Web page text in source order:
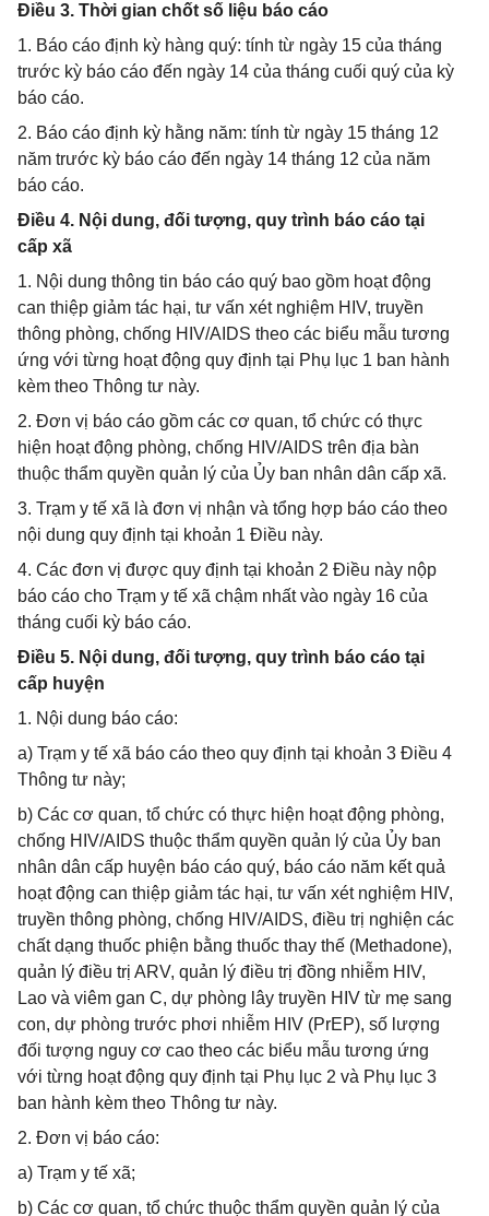
Điều 3. Thời gian chốt số liệu báo cáo
1. Báo cáo định kỳ hàng quý: tính từ ngày 15 của tháng
trước kỳ báo cáo đến ngày 14 của tháng cuối quý của kỳ
báo cáo.
2. Báo cáo định kỳ hằng năm: tính từ ngày 15 tháng 12
năm trước kỳ báo cáo đến ngày 14 tháng 12 của năm
báo cáo.
Điều 4. Nội dung, đối tượng, quy trình báo cáo tại
cấp xã
1. Nội dung thông tin báo cáo quý bao gồm hoạt động
can thiệp giảm tác hại, tư vấn xét nghiệm HIV, truyền
thông phòng, chống HIV/AIDS theo các biểu mẫu tương
ứng với từng hoạt động quy định tại Phụ lục 1 ban hành
kèm theo Thông tư này.
2. Đơn vị báo cáo gồm các cơ quan, tổ chức có thực
hiện hoạt động phòng, chống HIV/AIDS trên địa bàn
thuộc thẩm quyền quản lý của Ủy ban nhân dân cấp xã.
3. Trạm y tế xã là đơn vị nhận và tổng hợp báo cáo theo
nội dung quy định tại khoản 1 Điều này.
4. Các đơn vị được quy định tại khoản 2 Điều này nộp
báo cáo cho Trạm y tế xã chậm nhất vào ngày 16 của
tháng cuối kỳ báo cáo.
Điều 5. Nội dung, đối tượng, quy trình báo cáo tại
cấp huyện
1. Nội dung báo cáo:
a) Trạm y tế xã báo cáo theo quy định tại khoản 3 Điều 4
Thông tư này;
b) Các cơ quan, tổ chức có thực hiện hoạt động phòng,
chống HIV/AIDS thuộc thẩm quyền quản lý của Ủy ban
nhân dân cấp huyện báo cáo quý, báo cáo năm kết quả
hoạt động can thiệp giảm tác hại, tư vấn xét nghiệm HIV,
truyền thông phòng, chống HIV/AIDS, điều trị nghiện các
chất dạng thuốc phiện bằng thuốc thay thế (Methadone),
quản lý điều trị ARV, quản lý điều trị đồng nhiễm HIV,
Lao và viêm gan C, dự phòng lây truyền HIV từ mẹ sang
con, dự phòng trước phơi nhiễm HIV (PrEP), số lượng
đối tượng nguy cơ cao theo các biểu mẫu tương ứng
với từng hoạt động quy định tại Phụ lục 2 và Phụ lục 3
ban hành kèm theo Thông tư này.
2. Đơn vị báo cáo:
a) Trạm y tế xã;
b) Các cơ quan, tổ chức thuộc thẩm quyền quản lý của